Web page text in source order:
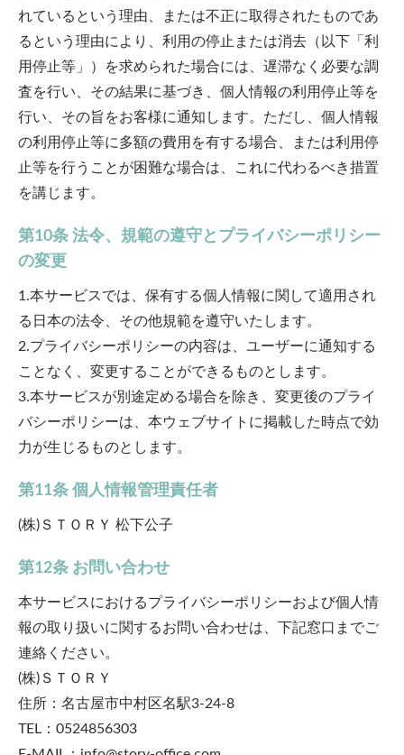
れているという理由、または不正に取得されたものであ
るという理由により、利用の停止または消去（以下「利
用停止等」）を求められた場合には、遅滞なく必要な調
査を行い、その結果に基づき、個人情報の利用停止等を
行い、その旨をお客様に通知します。ただし、個人情報
の利用停止等に多額の費用を有する場合、または利用停
止等を行うことが困難な場合は、これに代わるべき措置
を講じます。
第10条 法令、規範の遵守とプライバシーポリシー
の変更
1.本サービスでは、保有する個人情報に関して適用され
る日本の法令、その他規範を遵守いたします。
2.プライバシーポリシーの内容は、ユーザーに通知する
ことなく、変更することができるものとします。
3.本サービスが別途定める場合を除き、変更後のプライ
バシーポリシーは、本ウェブサイトに掲載した時点で効
力が生じるものとします。
第11条 個人情報管理責任者
(株)ＳＴＯＲＹ 松下公子
第12条 お問い合わせ
本サービスにおけるプライバシーポリシーおよび個人情
報の取り扱いに関するお問い合わせは、下記窓口までご
連絡ください。
(株)ＳＴＯＲＹ
住所：名古屋市中村区名駅3-24-8
TEL：0524856303